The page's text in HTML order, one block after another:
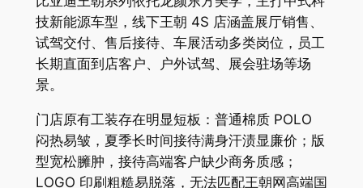
技新能源车型，线下王朝 4S 店涵盖展厅销售、
试驾交付、售后接待、车展活动多类岗位，员工
长期直面到店客户、户外试驾、展会驻场等场
景。
门店原有工装存在明显短板：普通棉质 POLO
闷热易皱，夏季长时间接待满身汗渍显廉价；版
型宽松臃肿，接待高端客户缺少商务质感；
LOGO 印刷粗糙易脱落，无法匹配王朝网高端国